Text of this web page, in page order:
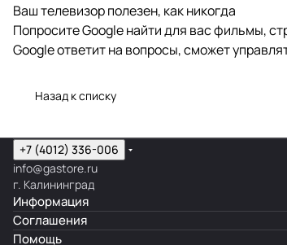
Ваш телевизор полезен, как никогда
Попросите Google найти для вас фильмы,
Google ответит на вопросы, сможет
Назад к списку
+7 (4012) 336-006
info@gastore.ru
г. Калининград
Информация
Соглашения
Помощь